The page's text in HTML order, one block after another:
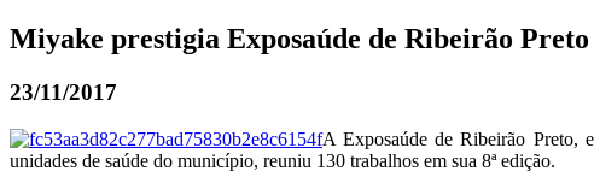
Miyake prestigia Exposaúde de Ribeirão Preto
23/11/2017
A Exposaúde de Ribeirão Preto,
unidades de saúde do município, reuniu 130 trabalhos em sua 8ª edição.